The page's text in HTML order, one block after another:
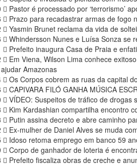
Pastor é processado por ‘terrorismo’
Prazo para recadastrar armas de fogo
Yasmin Brunet reclama da vida de
Whindersson Nunes e Luísa Sonza se
Prefeito inaugura Casa de Praia e
Em Viena, Wilson Lima conhece
Amazonas
Os Corpos cobrem as ruas da capital
CAPIVARA FILÓ GANHA MÚSICA
VÍDEO: Suspeitos de tráfico de
Kim Kardashian compartilha encontro
Putin assina decreto e abre caminho
Ex-mulher de Daniel Alves se muda
Idoso retoma emprego em banco 59
Corpo de ganhador de loteria é
Prefeito fiscaliza obras de creche e